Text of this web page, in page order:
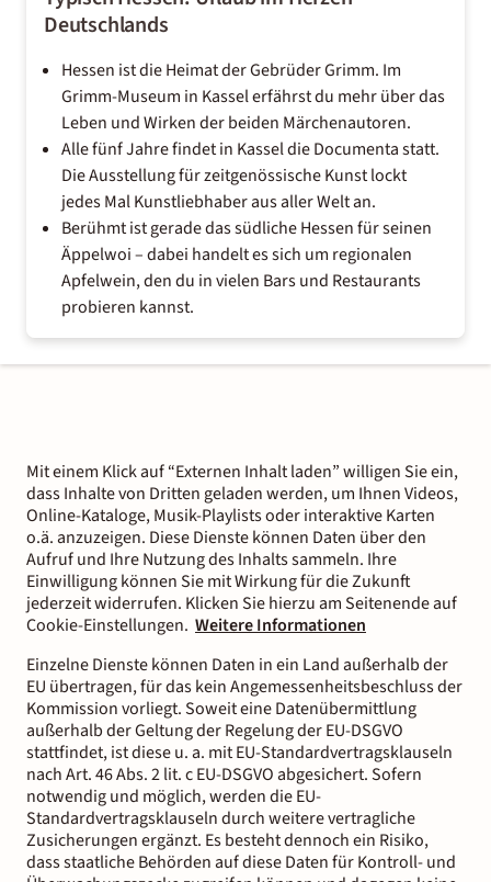
Deutschlands
Hessen ist die Heimat der Gebrüder Grimm. Im
Grimm-Museum in Kassel erfährst du mehr über das
Leben und Wirken der beiden Märchenautoren.
Alle fünf Jahre findet in Kassel die Documenta statt.
Die Ausstellung für zeitgenössische Kunst lockt
jedes Mal Kunstliebhaber aus aller Welt an.
Berühmt ist gerade das südliche Hessen für seinen
Äppelwoi – dabei handelt es sich um regionalen
Apfelwein, den du in vielen Bars und Restaurants
probieren kannst.
Mit einem Klick auf “Externen Inhalt laden” willigen Sie ein,
dass Inhalte von Dritten geladen werden, um Ihnen Videos,
Online-Kataloge, Musik-Playlists oder interaktive Karten
o.ä. anzuzeigen. Diese Dienste können Daten über den
Aufruf und Ihre Nutzung des Inhalts sammeln. Ihre
Einwilligung können Sie mit Wirkung für die Zukunft
jederzeit widerrufen. Klicken Sie hierzu am Seitenende auf
Cookie-Einstellungen. Weitere Informationen
Einzelne Dienste können Daten in ein Land außerhalb der
EU übertragen, für das kein Angemessenheitsbeschluss der
Kommission vorliegt. Soweit eine Datenübermittlung
außerhalb der Geltung der Regelung der EU-DSGVO
stattfindet, ist diese u. a. mit EU-Standardvertragsklauseln
nach Art. 46 Abs. 2 lit. c EU-DSGVO abgesichert. Sofern
notwendig und möglich, werden die EU-
Standardvertragsklauseln durch weitere vertragliche
Zusicherungen ergänzt. Es besteht dennoch ein Risiko,
dass staatliche Behörden auf diese Daten für Kontroll- und